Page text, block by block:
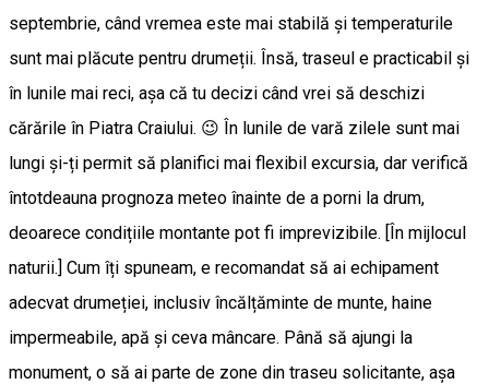
septembrie, când vremea este mai stabilă și temperaturile
sunt mai plăcute pentru drumeții. Însă, traseul e practicabil și
în lunile mai reci, așa că tu decizi când vrei să deschizi
cărările în Piatra Craiului. 😉 În lunile de vară zilele sunt mai
lungi și-ți permit să planifici mai flexibil excursia, dar verifică
întotdeauna prognoza meteo înainte de a porni la drum,
deoarece condițiile montante pot fi imprevizibile. [În mijlocul
naturii.] Cum îți spuneam, e recomandat să ai echipament
adecvat drumeției, inclusiv încălțăminte de munte, haine
impermeabile, apă și ceva mâncare. Până să ajungi la
monument, o să ai parte de zone din traseu solicitante, așa